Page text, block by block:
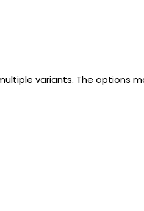
variants. The options